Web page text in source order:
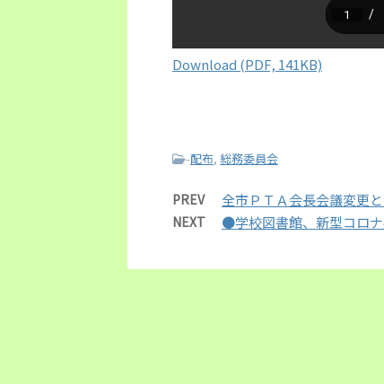
Download (PDF, 141KB)
-配布, 総務委員会
PREV 全市ＰＴＡ会長会議変更
NEXT ●学校図書館、新型コロ